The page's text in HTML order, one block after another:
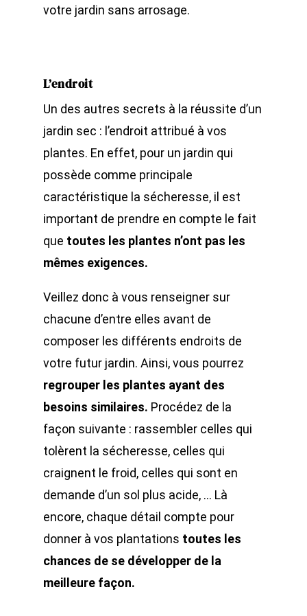
votre jardin sans arrosage.
L’endroit
Un des autres secrets à la réussite d’un
jardin sec : l’endroit attribué à vos
plantes. En effet, pour un jardin qui
possède comme principale
caractéristique la sécheresse, il est
important de prendre en compte le fait
que toutes les plantes n’ont pas les
mêmes exigences.
Veillez donc à vous renseigner sur
chacune d’entre elles avant de
composer les différents endroits de
votre futur jardin. Ainsi, vous pourrez
regrouper les plantes ayant des
besoins similaires. Procédez de la
façon suivante : rassembler celles qui
tolèrent la sécheresse, celles qui
craignent le froid, celles qui sont en
demande d’un sol plus acide, … Là
encore, chaque détail compte pour
donner à vos plantations toutes les
chances de se développer de la
meilleure façon.